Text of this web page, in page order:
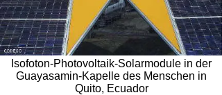
Isofoton-Photovoltaik-Solarmodule in der
Guayasamin-Kapelle des Menschen in
Quito, Ecuador